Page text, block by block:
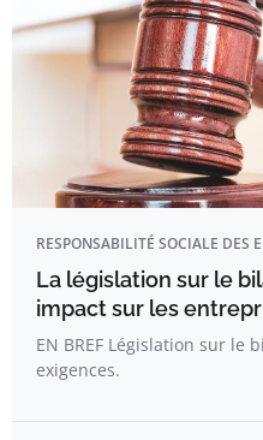
RESPONSABILITÉ SOCIALE DES
La législation sur le
impact sur les
EN BREF Législation sur le
exigences.